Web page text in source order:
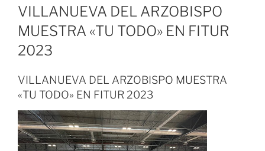
EL
VILLANUEVA DEL ARZOBISPO
MUESTRA «TU TODO» EN FITUR
2023
VILLANUEVA DEL ARZOBISPO MUESTRA
«TU TODO» EN FITUR 2023